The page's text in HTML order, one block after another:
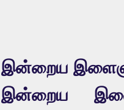
இன்றைய
இன்றைய